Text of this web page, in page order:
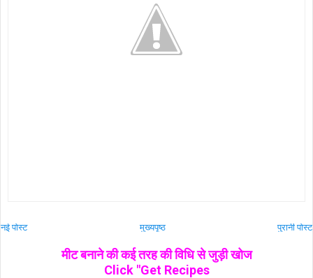
नई पोस्ट पुरानी पोस्ट
मुख्यपृष्ठ
मीट बनाने की कई तरह की विधि से जुड़ी खोज
Click "Get Recipes